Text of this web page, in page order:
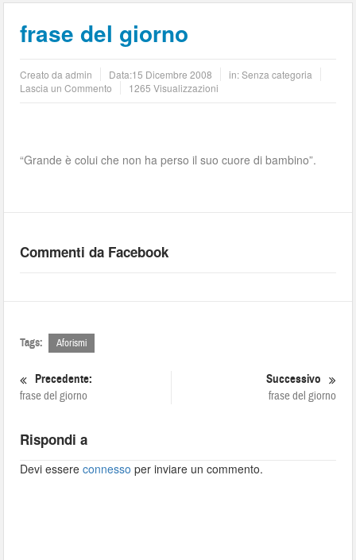
frase del giorno
Creato daadmin Data:15 Dicembre 2008
in: Senza categoria
Lascia un Commento
1265 Visualizzazioni
“Grande è colui che non ha perso il suo cuore di bambino”.
Commenti da Facebook
Tags: Aforismi
Precedente:
frase del giorno
Successivo
frase del giorno
Rispondi a
Devi essereconnesso per inviare un commento.